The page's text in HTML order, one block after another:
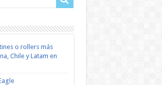
o rollers más
Chile y Latam en